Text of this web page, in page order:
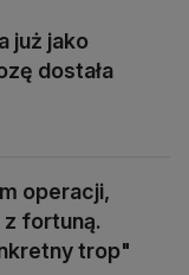
już jako
dostała
operacji,
z fortuną.
trop"